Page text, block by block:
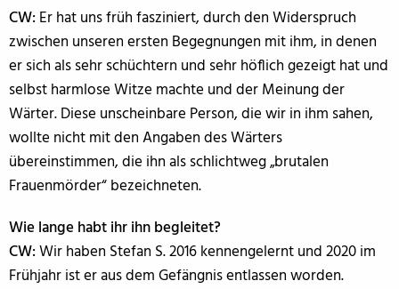
CW:Er hat uns früh fasziniert, durch den Widerspruch
zwischen unseren ersten Begegnungen mit ihm, in denen
er sich als sehr schüchtern und sehr höflich gezeigt hat und
selbst harmlose Witze machte und der Meinung der
Wärter. Diese unscheinbare Person, die wir in ihm sahen,
wollte nicht mit den Angaben des Wärters
übereinstimmen, die ihn als schlichtweg „brutalen
Frauenmörder“ bezeichneten.
Wie lange habt ihr ihn begleitet?
CW:Wir haben Stefan S. 2016 kennengelernt und 2020 im
Frühjahr ist er aus dem Gefängnis entlassen worden.